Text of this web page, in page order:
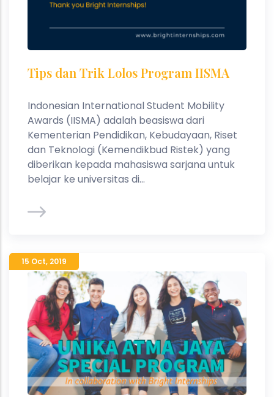
Tips dan Trik Lolos Program IISMA
Indonesian International Student Mobility
Awards (IISMA) adalah beasiswa dari
Kementerian Pendidikan, Kebudayaan, Riset
dan Teknologi (Kemendikbud Ristek) yang
diberikan kepada mahasiswa sarjana untuk
belajar ke universitas di...
15 Oct, 2019